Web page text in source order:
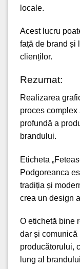
locale.
Acest lucru
față de brand și
clienților.
Rezumat:
Realizarea
proces
profundă a
brandului.
Eticheta
Podgoreanca
tradiția și
crea un design
O etichetă bine
dar și comunică
producătorului,
lung al